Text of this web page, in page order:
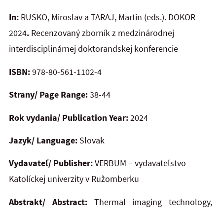
In: RUSKO, Miroslav a TARAJ, Martin (eds.). DOKOR
2024. Recenzovaný zborník z medzinárodnej
interdisciplinárnej doktorandskej konferencie
ISBN:978-80-561-1102-4
Strany/ Page Range:38-44
Rok vydania/ Publication Year:2024
Jazyk/ Language: Slovak
Vydavateľ/ Publisher:VERBUM – vydavateľstvo
Katolíckej univerzity v Ružomberku
Abstrakt/ Abstract: Thermal imaging technology,